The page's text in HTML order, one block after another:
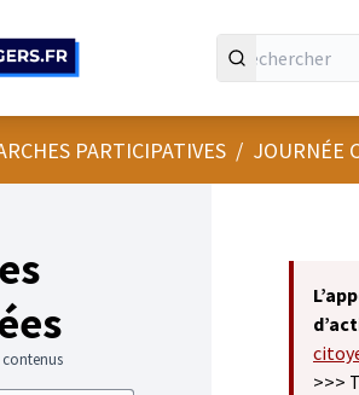
PARTICIPATIVES / JOURNÉE
contenus
>>>